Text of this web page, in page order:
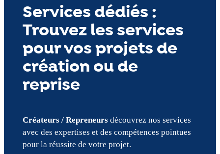
Services dédiés :
Trouvez les services
pour vos projets de
création ou de
reprise
Créateurs / Repreneursdécouvrez nos services
avec des expertises et des compétences pointues
pour la réussite de votre projet.